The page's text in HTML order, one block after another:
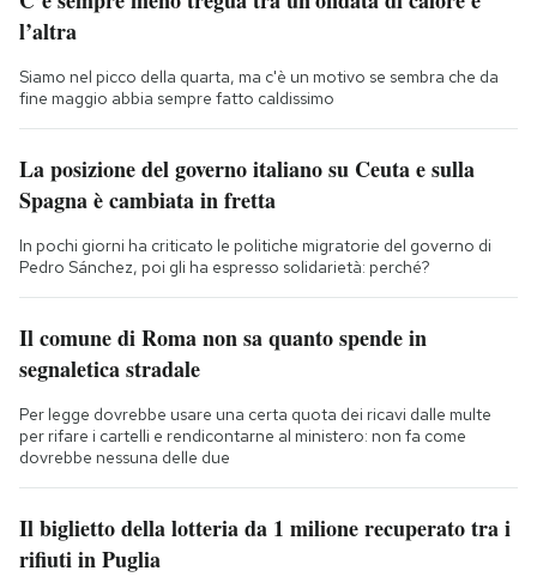
l’altra
Siamo nel picco della quarta, ma c'è un motivo se sembra che da
fine maggio abbia sempre fatto caldissimo
La posizione del governo italiano su Ceuta e sulla
Spagna è cambiata in fretta
In pochi giorni ha criticato le politiche migratorie del governo di
Pedro Sánchez, poi gli ha espresso solidarietà: perché?
Il comune di Roma non sa quanto spende in
segnaletica stradale
Per legge dovrebbe usare una certa quota dei ricavi dalle multe
per rifare i cartelli e rendicontarne al ministero: non fa come
dovrebbe nessuna delle due
Il biglietto della lotteria da 1 milione recuperato tra i
rifiuti in Puglia